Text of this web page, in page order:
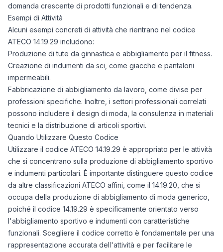
domanda crescente di prodotti funzionali e di tendenza.
Esempi di Attività
Alcuni esempi concreti di attività che rientrano nel codice
ATECO 14.19.29 includono:
Produzione di tute da ginnastica e abbigliamento per il fitness.
Creazione di indumenti da sci, come giacche e pantaloni
impermeabili.
Fabbricazione di abbigliamento da lavoro, come divise per
professioni specifiche. Inoltre, i settori professionali correlati
possono includere il design di moda, la consulenza in materiali
tecnici e la distribuzione di articoli sportivi.
Quando Utilizzare Questo Codice
Utilizzare il codice ATECO 14.19.29 è appropriato per le attività
che si concentrano sulla produzione di abbigliamento sportivo
e indumenti particolari. È importante distinguere questo codice
da altre classificazioni ATECO affini, come il 14.19.20, che si
occupa della produzione di abbigliamento di moda generico,
poiché il codice 14.19.29 è specificamente orientato verso
l'abbigliamento sportivo e indumenti con caratteristiche
funzionali. Scegliere il codice corretto è fondamentale per una
rappresentazione accurata dell'attività e per facilitare le